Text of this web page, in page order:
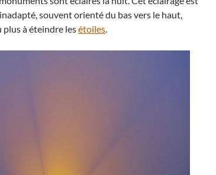
souvent orienté du bas vers le haut,
à éteindre lesétoiles.